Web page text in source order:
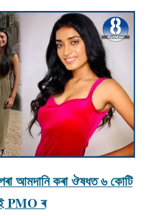
আমদানি কৰা ঔষধত ৬ কোটি
PMO ৰ